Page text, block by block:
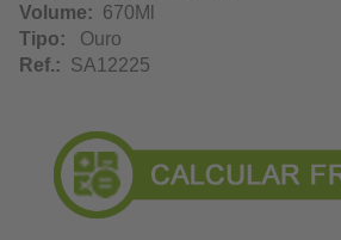
Volume: 670Ml
Tipo: Ouro
Ref.: SA12225